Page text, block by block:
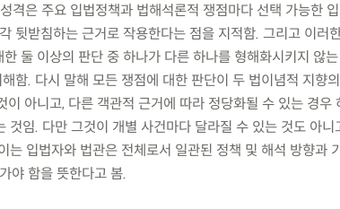
격은 주요 입법정책과 법해석론적 쟁점마다 선택 가능한
뒷받침하는 근거로 작용한다는 점을 지적함. 그리고 이러
둘 이상의 판단 중 하나가 다른 하나를 형해화시키지 않
함. 다시 말해 모든 쟁점에 대한 판단이 두 법이념적 지향
아니고, 다른 객관적 근거에 따라 정당화될 수 있는 경우
것임. 다만 그것이 개별 사건마다 달라질 수 있는 것도 아니
는 입법자와 법관은 전체로서 일관된 정책 및 해석 방향과
야 함을 뜻한다고 봄.